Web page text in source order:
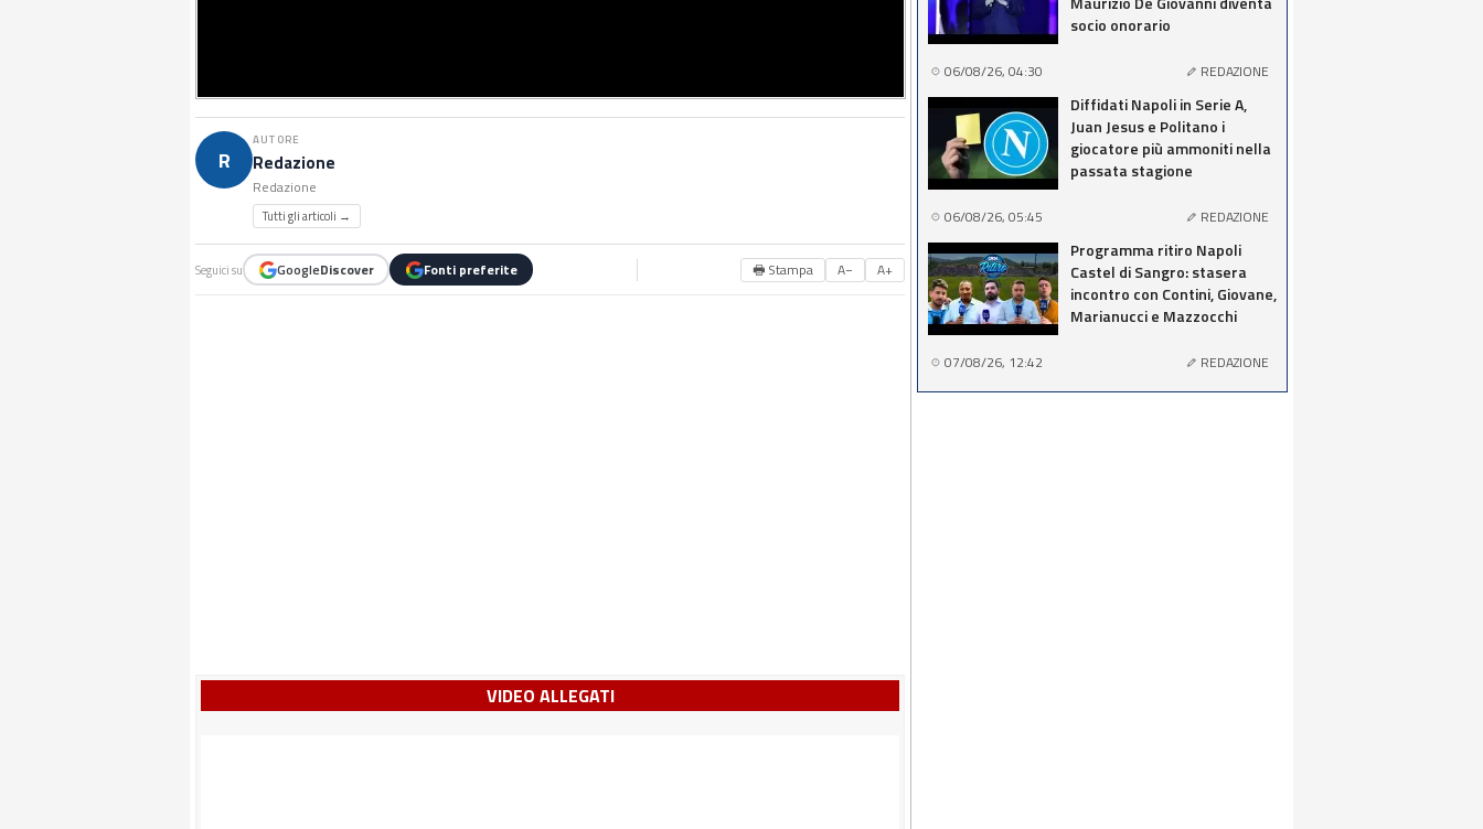
R
AUTORE
Redazione
Redazione
Tutti gli articoli →
Seguici su GoogleDiscover Fonti preferite 🖶 Stampa A− A+
VIDEO ALLEGATI
socio onorario
06/08/26, 04:30 REDAZIONE
Diffidati Napoli in Serie A,
Juan Jesus e Politano i
giocatore più ammoniti nella
passata stagione
06/08/26, 05:45 REDAZIONE
Programma ritiro Napoli
Castel di Sangro: stasera
incontro con Contini, Giovane,
Marianucci e Mazzocchi
07/08/26, 12:42 REDAZIONE